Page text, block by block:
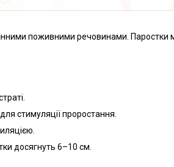
поживними речовинами. Паростки
стимуляції проростання.
досягнуть 6–10 см.